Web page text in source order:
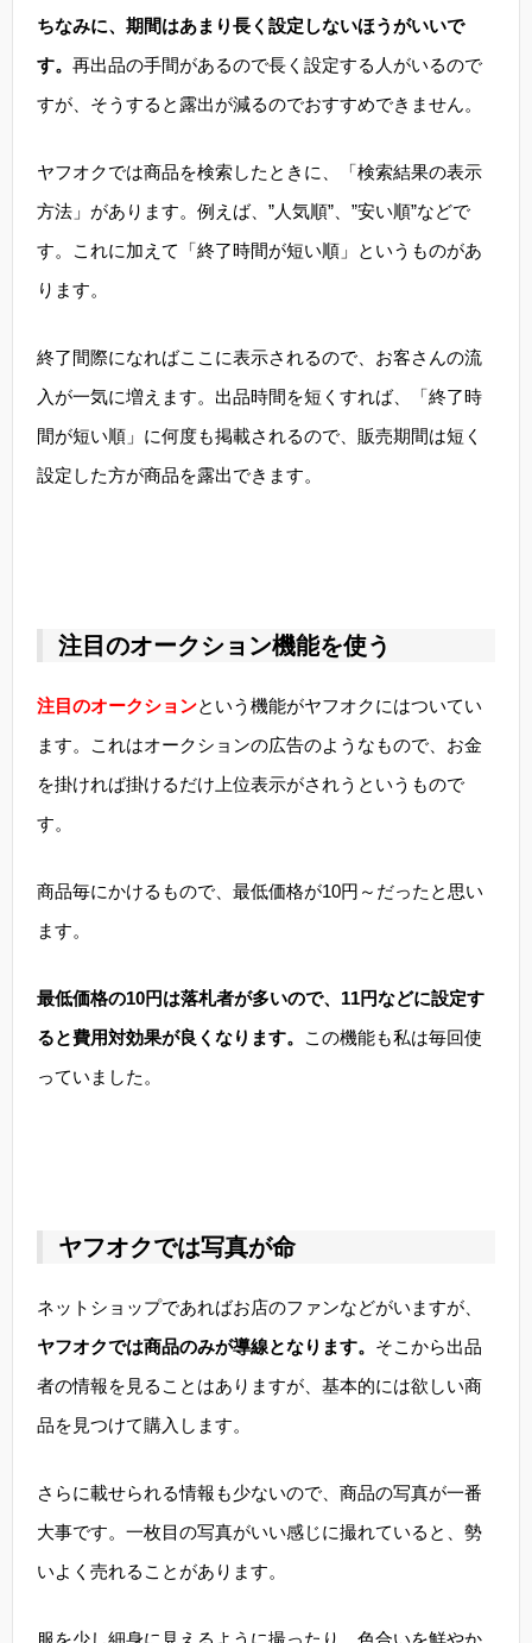
ちなみに、期間はあまり長く設定しないほうがいいで
す。 再出品の手間があるので長く設定する人がいるので
すが、そうすると露出が減るのでおすすめできません。
ヤフオクでは商品を検索したときに、「検索結果の表示
方法」があります。例えば、”人気順”、”安い順”などで
す。これに加えて「終了時間が短い順」というものがあ
ります。
終了間際になればここに表示されるので、お客さんの流
入が一気に増えます。出品時間を短くすれば、「終了時
間が短い順」に何度も掲載されるので、販売期間は短く
設定した方が商品を露出できます。
注目のオークション機能を使う
注目のオークションという機能がヤフオクにはついてい
ます。これはオークションの広告のようなもので、お金
を掛ければ掛けるだけ上位表示がされうというもので
す。
商品毎にかけるもので、最低価格が10円～だったと思い
ます。
最低価格の10円は落札者が多いので、11円などに設定す
ると費用対効果が良くなります。
この機能も私は毎回使
っていました。
ヤフオクでは写真が命
ネットショップであればお店のファンなどがいますが、
ヤフオクでは商品のみが導線となります。 そこから出品
者の情報を見ることはありますが、基本的には欲しい商
品を見つけて購入します。
さらに載せられる情報も少ないので、商品の写真が一番
大事です。一枚目の写真がいい感じに撮れていると、勢
いよく売れることがあります。
服を少し細身に見えるように撮ったり、色合いを鮮やか